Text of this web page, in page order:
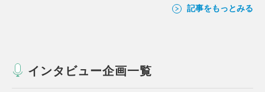
記事をもっとみる
インタビュー企画一覧